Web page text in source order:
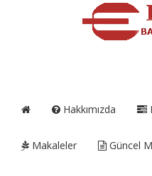
Hakkımızda
Makaleler Güncel